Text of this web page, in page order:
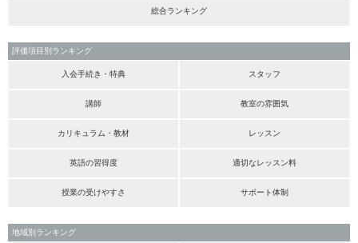
総合ランキング
評価項目別ランキング
入会手続き・特典 スタッフ
講師 教室の雰囲気
カリキュラム・教材 レッスン
英語の習得度 適切なレッスン料
授業の受けやすさ サポート体制
地域別ランキング